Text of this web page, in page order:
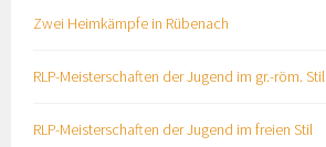
Zwei Heimkämpfe in Rübenach
RLP-Meisterschaften der Jugend im gr.-röm. Stil
RLP-Meisterschaften der Jugend im freien Stil